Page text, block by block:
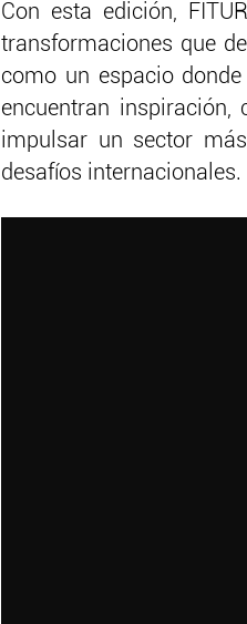
Con esta edición,
transformaciones que
como un espacio
encuentran inspiración,
impulsar un sector
desafíos internacionales.